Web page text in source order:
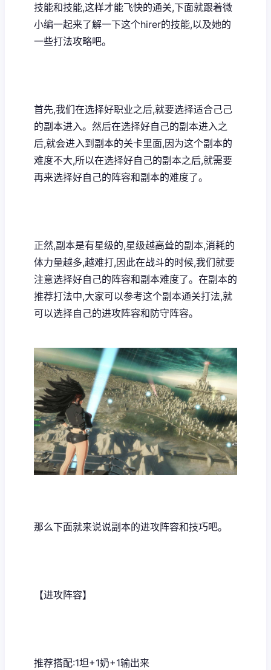
技能和技能,这样才能飞快的通关,下面就跟着微
小编一起来了解一下这个hirer的技能,以及她的
一些打法攻略吧。
首先,我们在选择好职业之后,就要选择适合己己
的副本进入。然后在选择好自己的副本进入之
后,就会进入到副本的关卡里面,因为这个副本的
难度不大,所以在选择好自己的副本之后,就需要
再来选择好自己的阵容和副本的难度了。
正然,副本是有星级的,星级越高耸的副本,消耗的
体力量越多,越难打,因此在战斗的时候,我们就要
注意选择好自己的阵容和副本难度了。在副本的
推荐打法中,大家可以参考这个副本通关打法,就
可以选择自己的进攻阵容和防守阵容。
那么下面就来说说副本的进攻阵容和技巧吧。
【进攻阵容】
推荐搭配:1坦+1奶+1输出来